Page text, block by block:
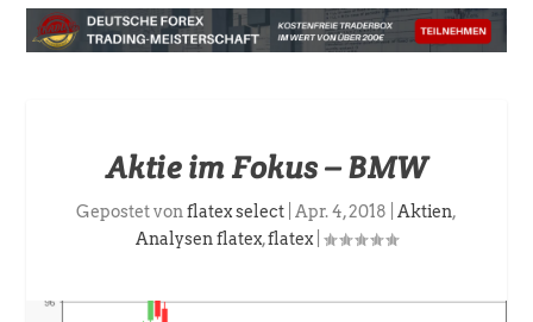
Aktie im Fokus – BMW
Gepostet vonflatex select Apr. 4, 2018 Aktien,
Analysen flatex,flatex